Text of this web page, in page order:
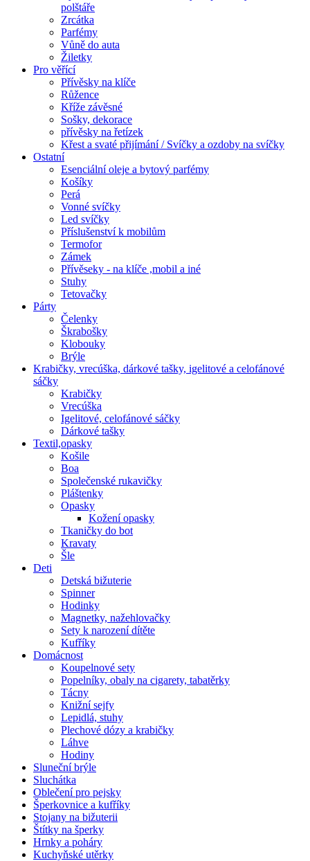
polštáře
Zrcátka
Parfémy
Vůně do auta
Žiletky
Pro věřící
Přívěsky na klíče
Růžence
Kříže závěsné
Sošky, dekorace
přívěsky na řetízek
Křest a svaté přijímání / Svíčky a ozdoby na svíčky
Ostatní
Esenciální oleje a bytový parfémy
Košíky
Perá
Vonné svíčky
Led svíčky
Příslušenství k mobilům
Termofor
Zámek
Přívěseky - na klíče ,mobil a iné
Stuhy
Tetovačky
Párty
Čelenky
Škrabošky
Klobouky
Brýle
Krabičky, vrecúška, dárkové tašky, igelitové a celofánové
sáčky
Krabičky
Vrecúška
Igelitové, celofánové sáčky
Dárkové tašky
Textil,opasky
Košile
Boa
Společenské rukavičky
Pláštenky
Opasky
Kožení opasky
Tkaničky do bot
Kravaty
Šle
Deti
Detská bižuterie
Spinner
Hodinky
Magnetky, nažehlovačky
Sety k narození dítěte
Kufříky
Domácnost
Koupelnové sety
Popelníky, obaly na cigarety, tabatěrky
Tácny
Knižní sejfy
Lepidlá, stuhy
Plechové dózy a krabičky
Láhve
Hodiny
Sluneční brýle
Sluchátka
Oblečení pro pejsky
Šperkovnice a kufříky
Stojany na bižuterii
Štítky na šperky
Hrnky a poháry
Kuchyňské utěrky